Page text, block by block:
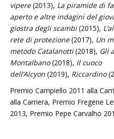
vipere(2013), La piramide di
aperto e altre indagini del
giostra degli scambi(2015),
rete di protezione(2017), Un
metodo Catalanotti(2018), Gli
Montalbano(2018), Il cuoco
dell’Alcyon (2019), Riccardino
Premio Campiello 2011 alla
alla Carriera, Premio Fregene
2013, Premio Pepe Carvalho